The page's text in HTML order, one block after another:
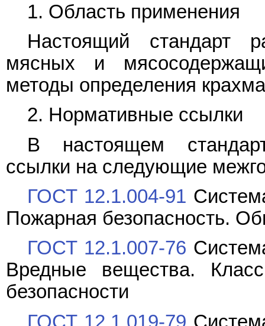
1. Область применения
Настоящий стандарт
мясных и
методы определения
2. Нормативные ссылки
В настоящем
ссылки на следующие
ГОСТ 12.1.004-91
Пожарная безопасность.
ГОСТ 12.1.007-76
Вредные вещества.
безопасности
ГОСТ 12.1.019-79